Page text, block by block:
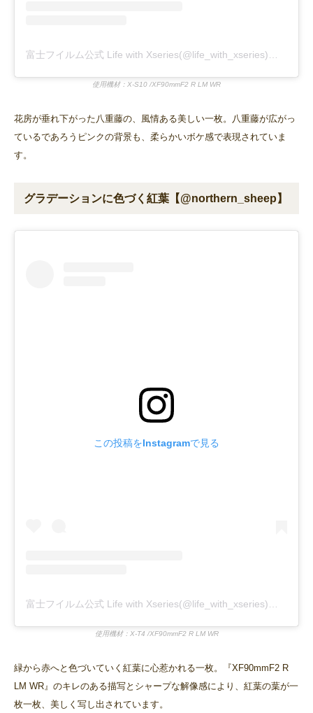
使用機材：X-S10 /XF90mmF2 R LM WR
花房が垂れ下がった八重藤の、風情ある美しい一枚。八重藤が広がっ
ているであろうピンクの背景も、柔らかいボケ感で表現されていま
す。
グラデーションに色づく紅葉【@northern_sheep】
この投稿をInstagramで見る
使用機材：X-T4 /XF90mmF2 R LM WR
緑から赤へと色づいていく紅葉に心惹かれる一枚。『XF90mmF2 R
LM WR』のキレのある描写とシャープな解像感により、紅葉の葉が一
枚一枚、美しく写し出されています。